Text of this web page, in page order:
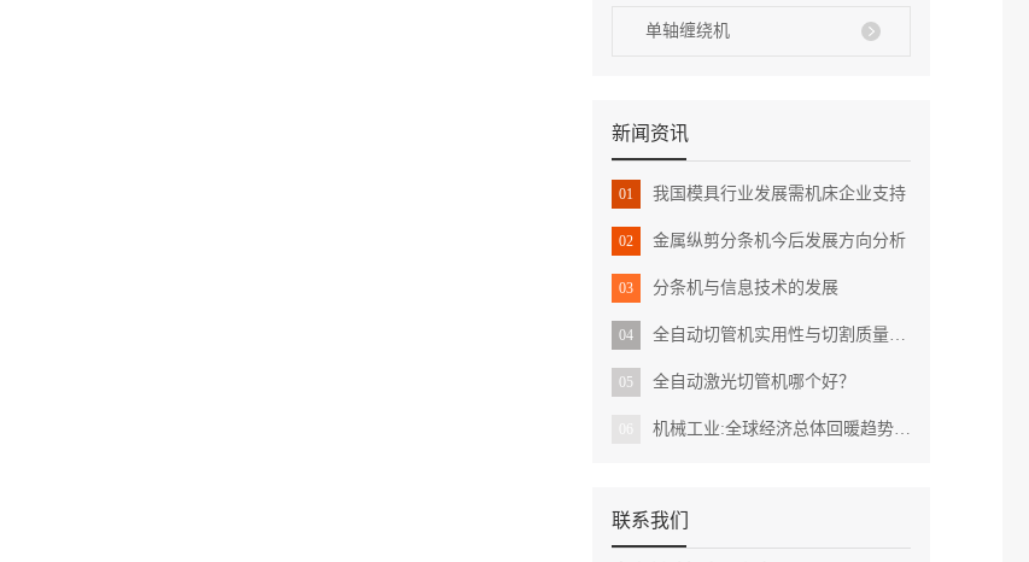
单轴缠绕机
新闻资讯
01 我国模具行业发展需机床企业支持
02 金属纵剪分条机今后发展方向分析
03 分条机与信息技术的发展
04 全自动切管机实用性与切割质量的完美结合？
05 全自动激光切管机哪个好？
机械工业:全球经济总体回暖趋势明显
联系我们